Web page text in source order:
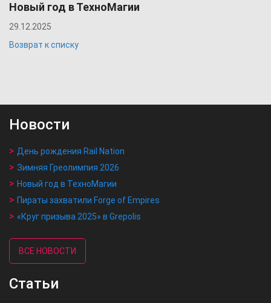
Новый год в ТехноМагии
29.12.2025
Возврат к списку
Новости
День рождения Rail Nation
Зимняя Греолимпия 2026
Новый год в ТехноМагии
Пираты захватили Forge of Empires
«Круг призыва 2025» в Grepolis
ВСЕ НОВОСТИ
Статьи